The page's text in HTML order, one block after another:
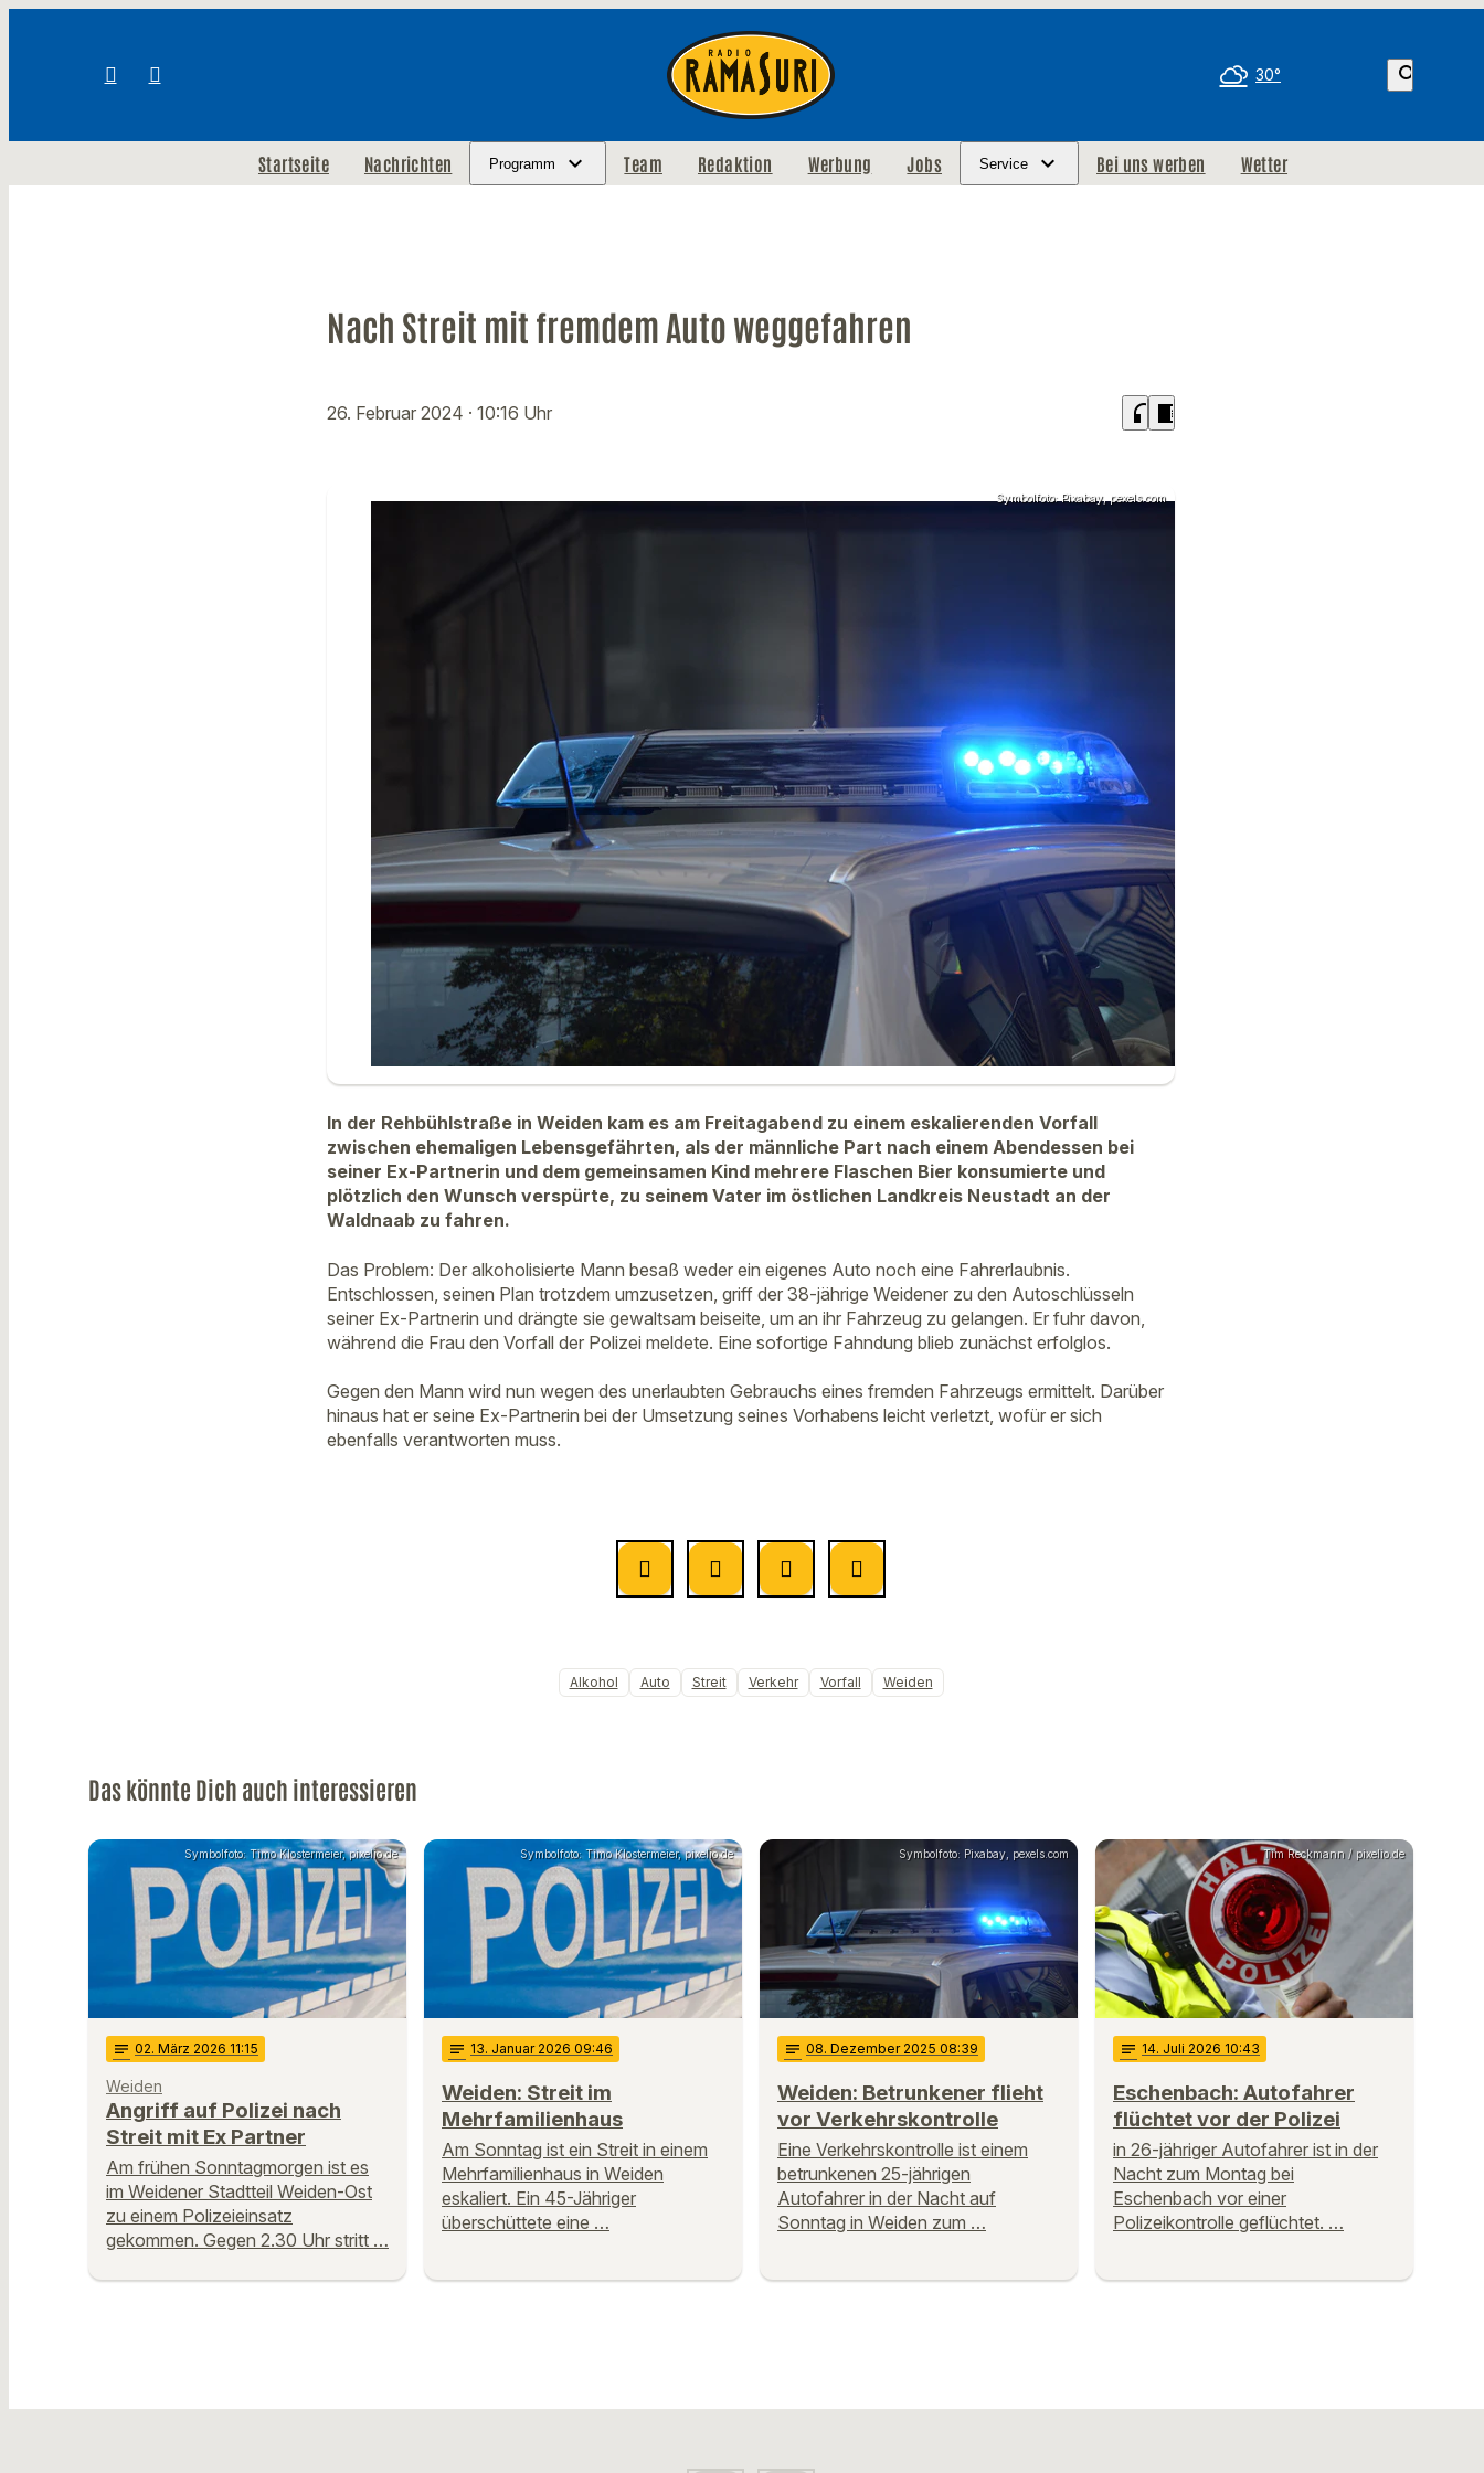
30° search
Startseite Nachrichten Programm Team Redaktion Werbung Jobs Service Bei uns werben Wetter
Nach Streit mit fremdem Auto weggefahren
26. Februar 2024 · 10:16 Uhr headphones chrome_reader_mode
Symbolfoto: Pixabay, pexels.com
In der Rehbühlstraße in Weiden kam es am Freitagabend zu einem eskalierenden Vorfall
zwischen ehemaligen Lebensgefährten, als der männliche Part nach einem Abendessen bei
seiner Ex-Partnerin und dem gemeinsamen Kind mehrere Flaschen Bier konsumierte und
plötzlich den Wunsch verspürte, zu seinem Vater im östlichen Landkreis Neustadt an der
Waldnaab zu fahren.
Das Problem: Der alkoholisierte Mann besaß weder ein eigenes Auto noch eine Fahrerlaubnis.
Entschlossen, seinen Plan trotzdem umzusetzen, griff der 38-jährige Weidener zu den Autoschlüsseln
seiner Ex-Partnerin und drängte sie gewaltsam beiseite, um an ihr Fahrzeug zu gelangen. Er fuhr davon,
während die Frau den Vorfall der Polizei meldete. Eine sofortige Fahndung blieb zunächst erfolglos.
Gegen den Mann wird nun wegen des unerlaubten Gebrauchs eines fremden Fahrzeugs ermittelt. Darüber
hinaus hat er seine Ex-Partnerin bei der Umsetzung seines Vorhabens leicht verletzt, wofür er sich
ebenfalls verantworten muss.
Alkohol Auto Streit Verkehr Vorfall Weiden
Das könnte Dich auch interessieren
Symbolfoto: Timo Klostermeier, pixelio.de
notes 02. März 2026 11:15
Weiden
Angriff auf Polizei nach
Streit mit Ex Partner
Am frühen Sonntagmorgen ist es
im Weidener Stadtteil Weiden-Ost
zu einem Polizeieinsatz
gekommen. Gegen 2.30 Uhr stritt …
Symbolfoto: Timo Klostermeier, pixelio.de
notes 13. Januar 2026 09:46
Weiden: Streit im
Mehrfamilienhaus
Am Sonntag ist ein Streit in einem
Mehrfamilienhaus in Weiden
eskaliert. Ein 45-Jähriger
überschüttete eine …
Symbolfoto: Pixabay, pexels.com
notes 08. Dezember 2025 08:39
Weiden: Betrunkener flieht
vor Verkehrskontrolle
Eine Verkehrskontrolle ist einem
betrunkenen 25-jährigen
Autofahrer in der Nacht auf
Sonntag in Weiden zum …
Tim Reckmann / pixelio.de
notes 14. Juli 2026 10:43
Eschenbach: Autofahrer
flüchtet vor der Polizei
in 26-jähriger Autofahrer ist in der
Nacht zum Montag bei
Eschenbach vor einer
Polizeikontrolle geflüchtet. …